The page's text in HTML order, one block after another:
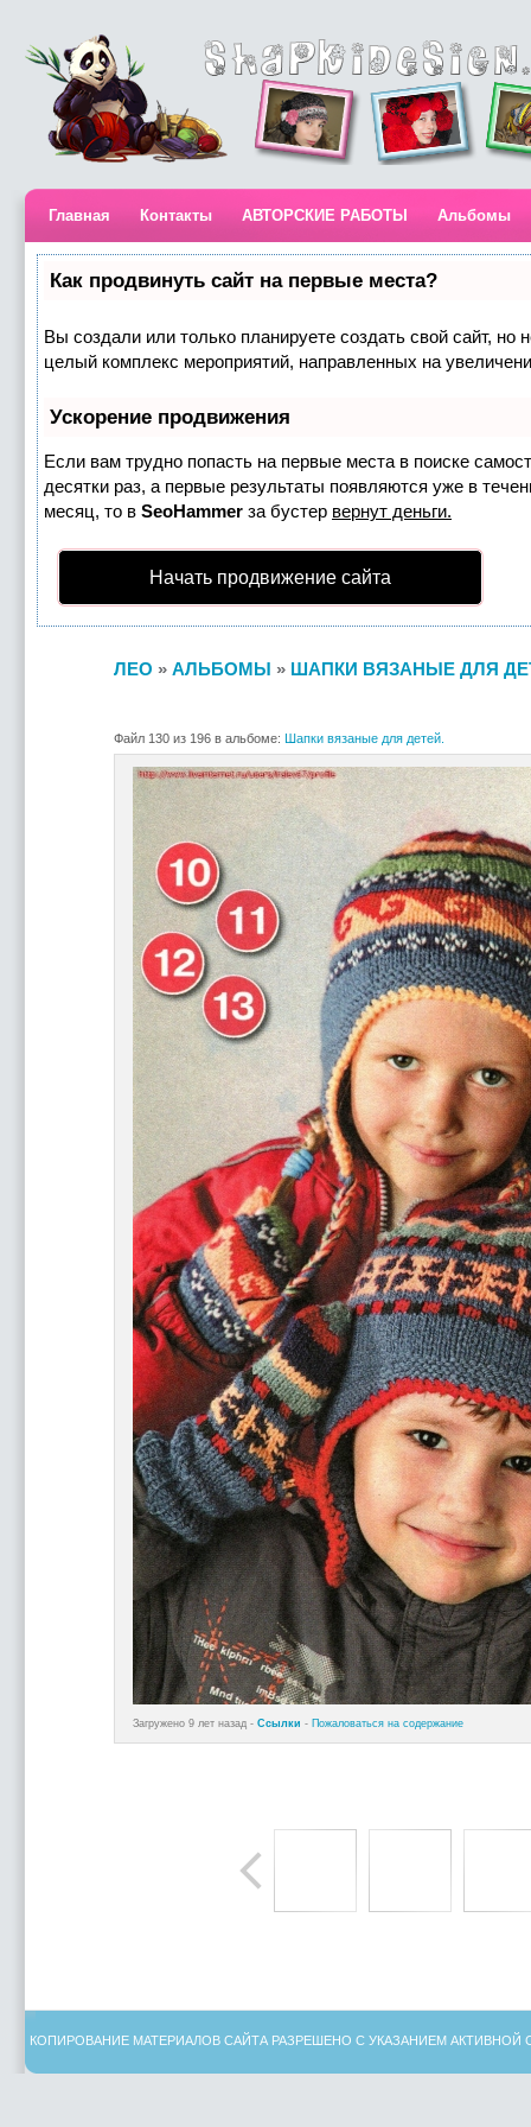
Главная Контакты АВТОРСКИЕ РАБОТЫ Альбомы
Как продвинуть сайт на первые места?
Вы создали или только планируете создать свой сайт, но
целый комплекс мероприятий, направленных на
Ускорение продвижения
Если вам трудно попасть на первые места в поиске
десятки раз, а первые результаты появляются уже в
месяц, то в SeoHammer за бустер вернут деньги.
Начать продвижение сайта
ЛЕО » АЛЬБОМЫ » ШАПКИ ВЯЗАНЫЕ ДЛЯ
Файл 130 из 196 в альбоме: Шапки вязаные для детей.
Загружено 9 лет назад - Ссылки - Пожаловаться на содержание
КОПИРОВАНИЕ МАТЕРИАЛОВ САЙТА РАЗРЕШЕНО С УКАЗАНИЕМ АКТИВНОЙ